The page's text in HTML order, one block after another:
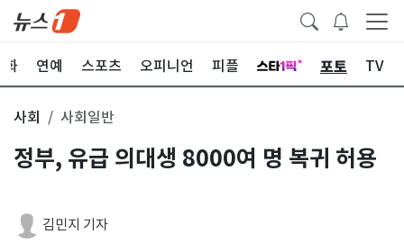
화 연예 스포츠 오피니언 피플 포토 TV
사회 사회일반
정부, 유급 의대생 8000여 명 복귀 허용
김민지 기자